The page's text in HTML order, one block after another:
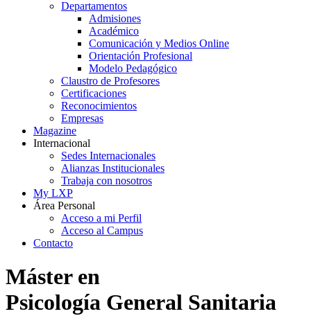
Departamentos
Admisiones
Académico
Comunicación y Medios Online
Orientación Profesional
Modelo Pedagógico
Claustro de Profesores
Certificaciones
Reconocimientos
Empresas
Magazine
Internacional
Sedes Internacionales
Alianzas Institucionales
Trabaja con nosotros
My LXP
Área Personal
Acceso a mi Perfil
Acceso al Campus
Contacto
Máster en
Psicología General Sanitaria